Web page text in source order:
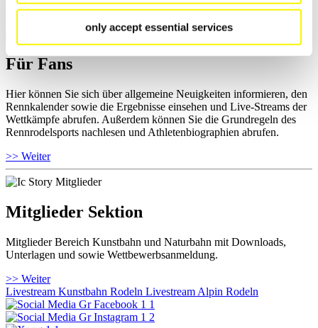
only accept essential services
>> Weiter
Für Fans
Hier können Sie sich über allgemeine Neuigkeiten informieren, den
Rennkalender sowie die Ergebnisse einsehen und Live-Streams der
Wettkämpfe abrufen. Außerdem können Sie die Grundregeln des
Rennrodelsports nachlesen und Athletenbiographien abrufen.
>> Weiter
Mitglieder Sektion
Mitglieder Bereich Kunstbahn und Naturbahn mit Downloads,
Unterlagen und sowie Wettbewerbsanmeldung.
>> Weiter
Livestream Kunstbahn Rodeln Livestream Alpin Rodeln